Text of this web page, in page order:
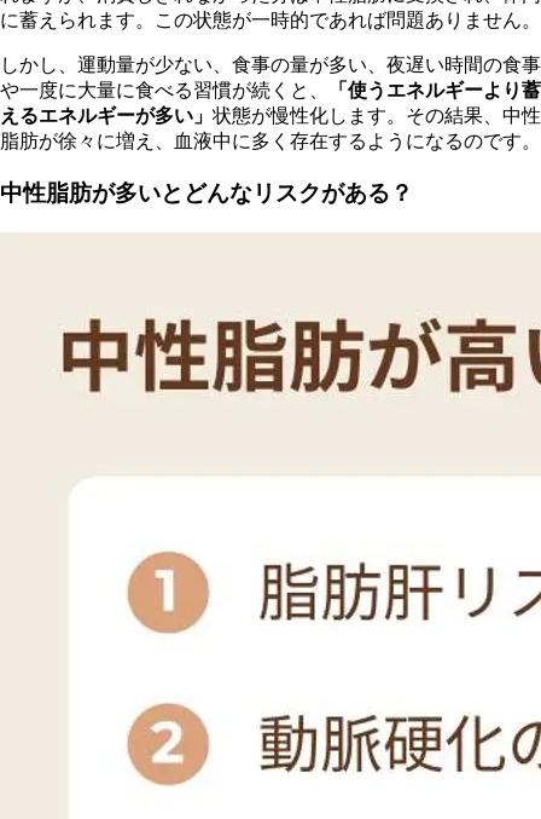
に蓄えられます。この状態が一時的であれば問題ありません。
しかし、運動量が少ない、食事の量が多い、夜遅い時間の食事
や一度に大量に食べる習慣が続くと、
「使うエネルギーより蓄
えるエネルギーが多い」 状態が慢性化します。その結果、中性
脂肪が徐々に増え、血液中に多く存在するようになるのです。
中性脂肪が多いとどんなリスクがある？